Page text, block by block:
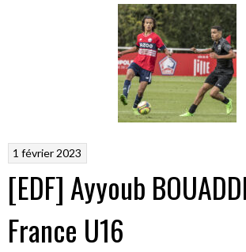
1 février 2023
[EDF] Ayyoub
France U16